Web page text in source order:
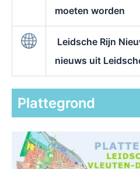
moeten worden
Leidsche Rijn
nieuws uit
Plattegrond